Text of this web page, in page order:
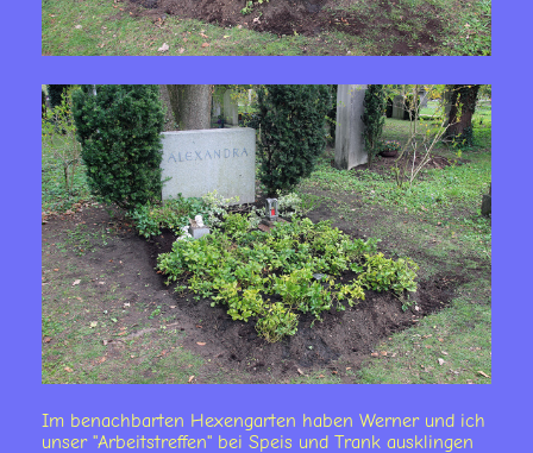
Im benachbarten Hexengarten haben Werner und ich
unser "Arbeitstreffen" bei Speis und Trank ausklingen